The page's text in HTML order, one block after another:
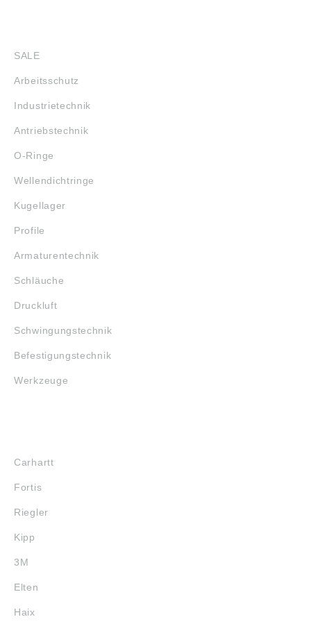
SALE
Arbeitsschutz
Industrietechnik
Antriebstechnik
O-Ringe
Wellendichtringe
Kugellager
Profile
Armaturentechnik
Schläuche
Druckluft
Schwingungstechnik
Befestigungstechnik
Werkzeuge
Carhartt
Fortis
Riegler
Kipp
3M
Elten
Haix